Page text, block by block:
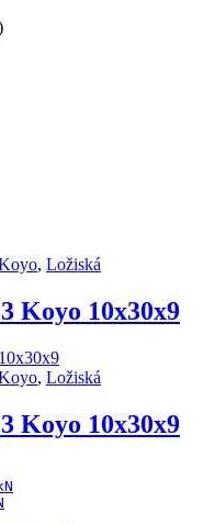
, Ložiská
Koyo 10x30x9
, Ložiská
Koyo 10x30x9